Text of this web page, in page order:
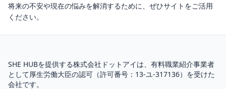
将来の不安や現在の悩みを解消するために、ぜひサイトをご活用
ください。
SHE HUBを提供する株式会社ドットアイは、 有料職業紹介事業者
として厚生労働大臣の認可（許可番号：13-ユ-317136）を受けた
会社です。